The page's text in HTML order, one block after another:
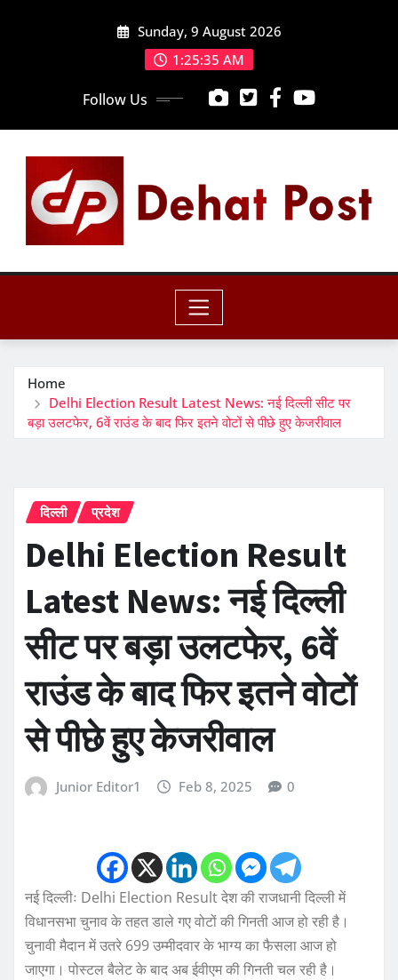
Sunday, 9 August 2026
1:25:37 AM
Follow Us
Home
Delhi Election Result Latest News: नई दिल्ली सीट पर
बड़ा उलटफेर, 6वें राउंड के बाद फिर इतने वोटों से पीछे हुए केजरीवाल
दिल्ली प्रदेश
Delhi Election Result
Latest News: नई दिल्ली
सीट पर बड़ा उलटफेर, 6वें
राउंड के बाद फिर इतने वोटों
से पीछे हुए केजरीवाल
Junior Editor1 Feb 8, 2025 0
नई दिल्लीः Delhi Election Result देश की राजधानी दिल्ली में
विधानसभा चुनाव के तहत डाले गए वोटों की गिनती आज हो रही है।
चुनावी मैदान में उतरे 699 उम्मीदवार के भाग्य का फैसला आज हो
जाएगा। पोस्टल बैलेट के बाद अब ईवीएम की गिनती चल रही है।